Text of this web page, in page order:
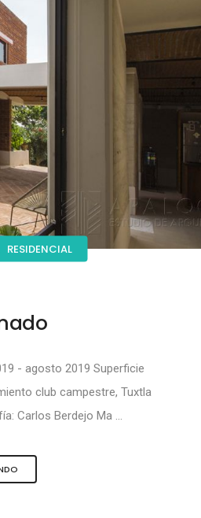
RESIDENCIAL
- agosto 2019 Superficie
club campestre, Tuxtla
Carlos Berdejo Ma ...